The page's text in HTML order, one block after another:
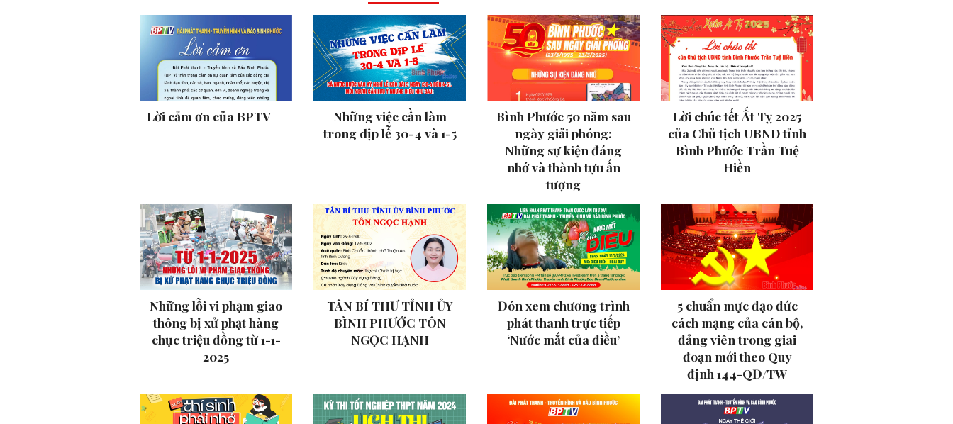
Lời cảm ơn của BPTV
Những việc cần làm
trong dịp lễ 30-4 và 1-5
Bình Phước 50 năm sau
ngày giải phóng:
Những sự kiện đáng
nhớ và thành tựu ấn
tượng
Lời chúc tết Ất Tỵ 2025
của Chủ tịch UBND tỉnh
Bình Phước Trần Tuệ
Hiền
Những lỗi vi phạm giao
thông bị xử phạt hàng
chục triệu đồng từ 1-1-
2025
TÂN BÍ THƯ TỈNH ỦY
BÌNH PHƯỚC TÔN
NGỌC HẠNH
Đón xem chương trình
phát thanh trực tiếp
‘Nước mắt của điều’
5 chuẩn mực đạo đức
cách mạng của cán bộ,
đảng viên trong giai
đoạn mới theo Quy
định 144-QĐ/TW